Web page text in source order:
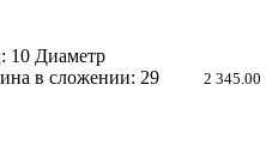
10 Диаметр
в сложении: 29
2 345.00